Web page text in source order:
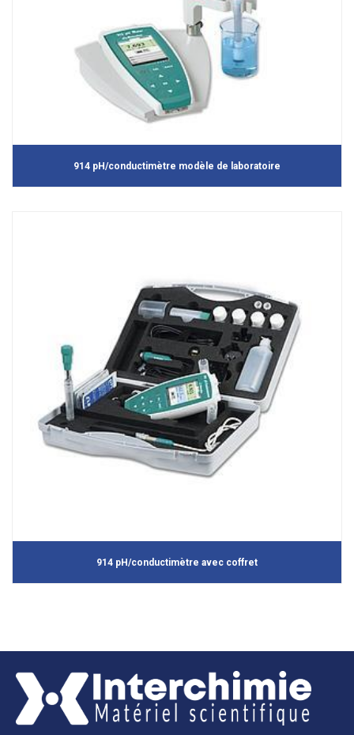
914 pH/conductimètre modèle de laboratoire
914 pH/conductimètre avec coffret